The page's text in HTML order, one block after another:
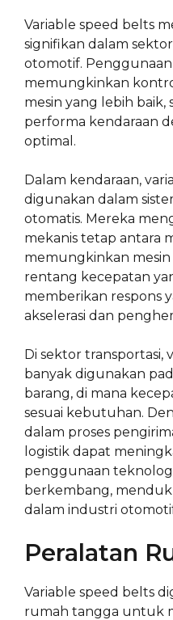
Variable speed belts
signifikan dalam
otomotif.
memungkinkan
mesin yang lebih
performa kendaraan
optimal.
Dalam kendaraan,
digunakan dalam
otomatis. Mereka
mekanis tetap antara
memungkinkan mesin
rentang kecepatan
memberikan respons
akselerasi dan
Di sektor transportasi,
banyak digunakan
barang, di mana
sesuai kebutuhan.
dalam proses
logistik dapat
penggunaan
berkembang,
dalam industri
Peralatan
Variable speed belts
rumah tangga untuk